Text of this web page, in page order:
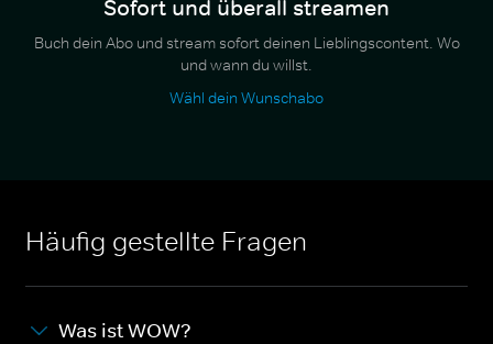
Sofort und überall streamen
Buch dein Abo und stream sofort deinen Lieblingscontent. Wo
und wann du willst.
Wähl dein Wunschabo
Häufig gestellte Fragen
Was ist WOW?